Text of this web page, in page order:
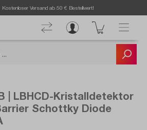
Versand ab 50 € Bestellwert!
| LBHCD-Kristalldetektor
Schottky Diode